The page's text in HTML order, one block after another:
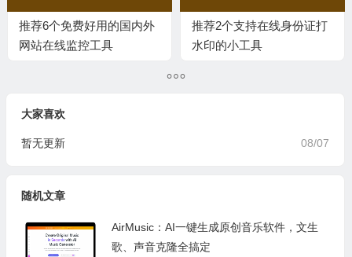
推荐6个免费好用的国内外
网站在线监控工具
推荐2个支持在线身份证打
水印的小工具
大家喜欢
08/07
暂无更新
随机文章
AirMusic：AI一键生成原创音乐软件，文生
歌、声音克隆全搞定